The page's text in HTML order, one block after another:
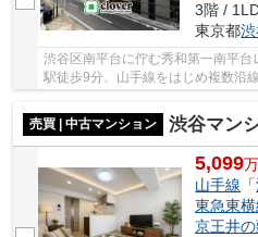
3階 /
東京都
渋谷区南平台に佇む秀和第一南平台
駅徒歩9分、山手線をはじめ複数沿
売買 | 中古マンション
渋谷マン
5,099万
山手線 「
東急東横
京王井